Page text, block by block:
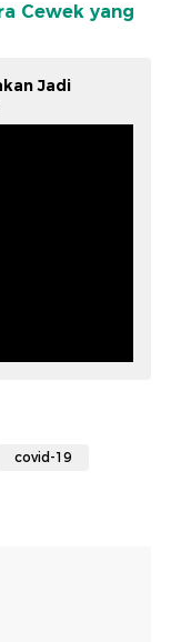
Cewek yang
Jadi
covid-19